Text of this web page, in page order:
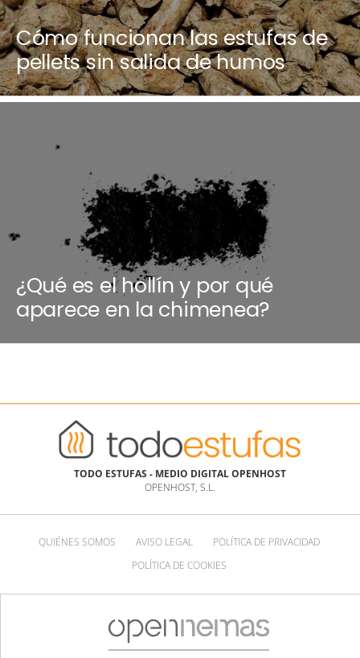
Cómo funcionan las estufas de
pellets sin salida de humos
¿Qué es el hollín y por qué
aparece en la chimenea?
TODO ESTUFAS - MEDIO DIGITAL OPENHOST
OPENHOST, S.L.
QUIÉNES SOMOS AVISO LEGAL
POLÍTICA DE PRIVACIDAD
POLÍTICA DE COOKIES